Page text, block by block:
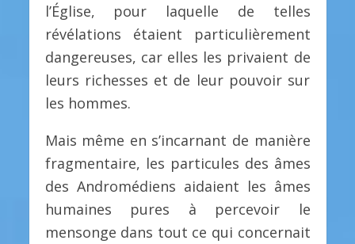
l’Église, pour laquelle de telles
révélations étaient particulièrement
dangereuses, car elles les privaient de
leurs richesses et de leur pouvoir sur
les hommes.
Mais même en s’incarnant de manière
fragmentaire, les particules des âmes
des Andromédiens aidaient les âmes
humaines pures à percevoir le
mensonge dans tout ce qui concernait